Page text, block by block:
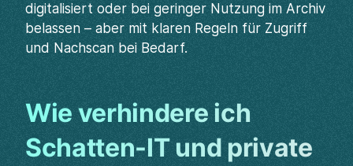
digitalisiert oder bei geringer Nutzung im Archiv
belassen – aber mit klaren Regeln für Zugriff
und Nachscan bei Bedarf.
Wie verhindere ich
Schatten-IT und private